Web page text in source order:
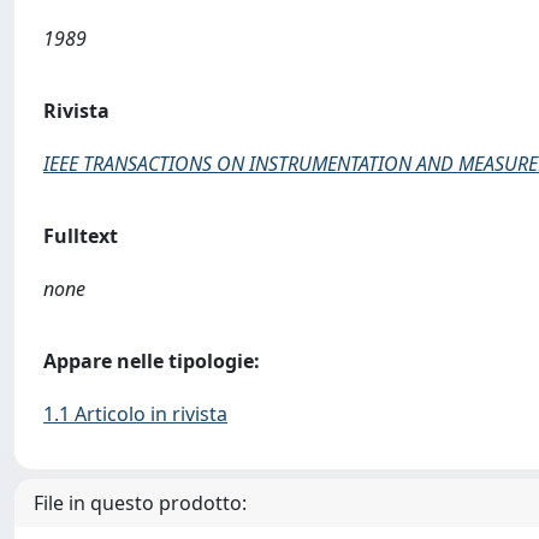
1989
Rivista
IEEE TRANSACTIONS ON INSTRUMENTATION AND
Fulltext
none
Appare nelle tipologie:
1.1 Articolo in rivista
File in questo prodotto: